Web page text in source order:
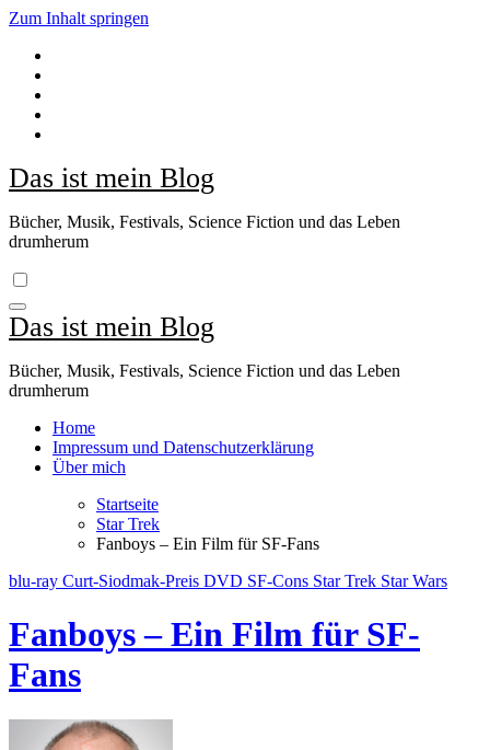
Zum Inhalt springen
Das ist mein Blog
Bücher, Musik, Festivals, Science Fiction und das Leben
drumherum
Das ist mein Blog
Bücher, Musik, Festivals, Science Fiction und das Leben
drumherum
Home
Impressum und Datenschutzerklärung
Über mich
Startseite
Star Trek
Fanboys – Ein Film für SF-Fans
blu-ray Curt-Siodmak-Preis DVD SF-Cons Star Trek Star Wars
Fanboys – Ein Film für SF-
Fans